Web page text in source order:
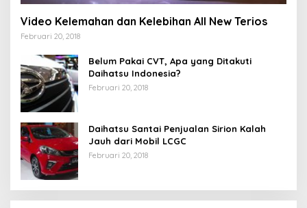
Video Kelemahan dan Kelebihan All New Terios
Februari 20, 2018
Belum Pakai CVT, Apa yang Ditakuti
Daihatsu Indonesia?
Februari 20, 2018
Daihatsu Santai Penjualan Sirion Kalah
Jauh dari Mobil LCGC
Februari 20, 2018